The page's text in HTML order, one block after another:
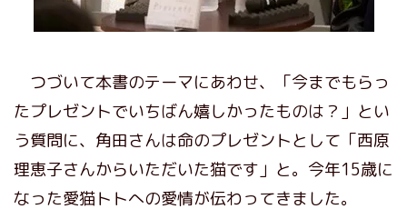
つづいて本書のテーマにあわせ、「今までもらっ
たプレゼントでいちばん嬉しかったものは？」とい
う質問に、角田さんは命のプレゼントとして「西原
理恵子さんからいただいた猫です」と。今年15歳に
なった愛猫トトへの愛情が伝わってきました。